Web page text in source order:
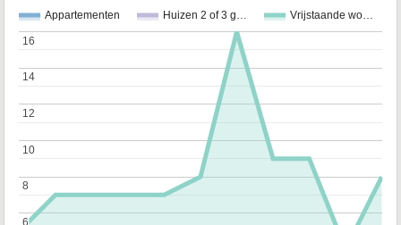
Appartementen Huizen 2 of 3 g… Vrijstaande wo…
6
6
8
8
10
10
12
12
14
14
16
16